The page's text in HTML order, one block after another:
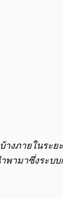
งภายในระ
ามาซึ่งระบ